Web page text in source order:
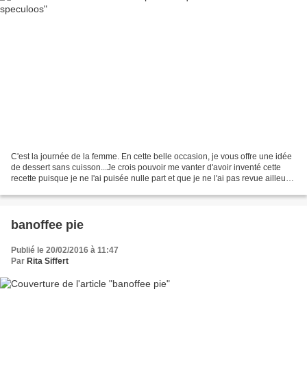
C'est la journée de la femme. En cette belle occasion, je vous offre une idée
de dessert sans cuisson...Je crois pouvoir me vanter d'avoir inventé cette
recette puisque je ne l'ai puisée nulle part et que je ne l'ai pas revue ailleurs.
banoffee pie
Publié le 20/02/2016 à 11:47
Par Rita Siffert